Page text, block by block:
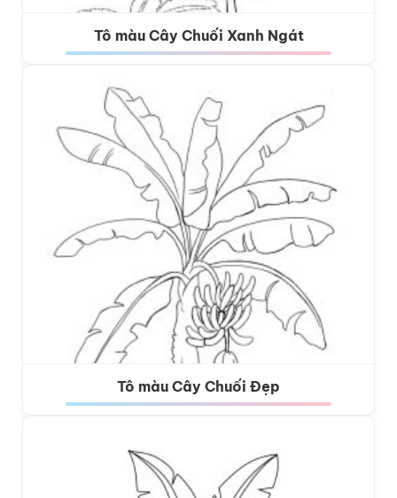
Tô màu Cây Chuối Xanh Ngát
Tô màu Cây Chuối Đẹp